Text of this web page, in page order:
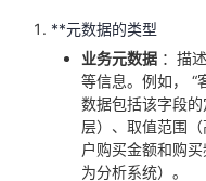
**元数据的类型
业务元数据 ：描
等信息。例如， “
数据包括该字段
层）、取值范围
户购买金额和购
为分析系统）。